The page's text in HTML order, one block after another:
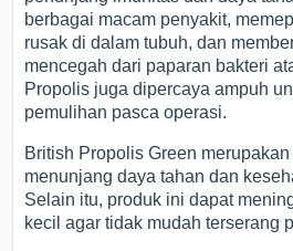
berbagai macam penyakit,
rusak di dalam tubuh, dan
mencegah dari paparan bakteri
Propolis juga dipercaya ampuh
pemulihan pasca operasi.
British Propolis Green
menunjang daya tahan dan
Selain itu, produk ini dapat
kecil agar tidak mudah terserang